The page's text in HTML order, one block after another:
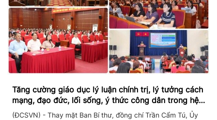
Tăng cường giáo dục lý luận chính trị, lý tưởng cách
mạng, đạo đức, lối sống, ý thức công dân trong hệ
thống giáo dục quốc dân
(ĐCSVN) - Thay mặt Ban Bí thư, đồng chí Trần Cẩm Tú, Ủy